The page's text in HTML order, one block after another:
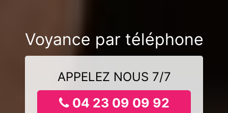
Voyance par téléphone
APPELEZ NOUS 7/7
04 23 09 09 92